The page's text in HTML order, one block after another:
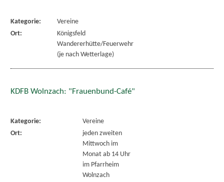
Kategorie:
Vereine
Ort:
Königsfeld
Wandererhütte/Feuerwehr
(je nach Wetterlage)
KDFB Wolnzach: "Frauenbund-Café"
Kategorie:
Vereine
Ort:
jeden zweiten
Mittwoch im
Monat ab 14 Uhr
im Pfarrheim
Wolnzach